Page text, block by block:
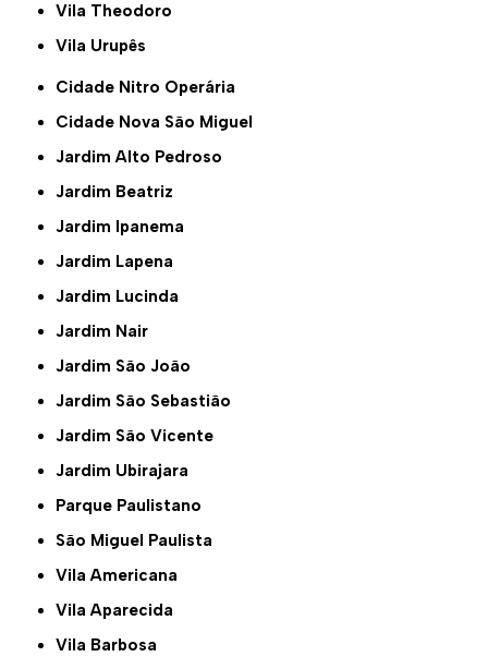
Vila Theodoro
Vila Urupês
Cidade Nitro Operária
Cidade Nova São Miguel
Jardim Alto Pedroso
Jardim Beatriz
Jardim Ipanema
Jardim Lapena
Jardim Lucinda
Jardim Nair
Jardim São João
Jardim São Sebastião
Jardim São Vicente
Jardim Ubirajara
Parque Paulistano
São Miguel Paulista
Vila Americana
Vila Aparecida
Vila Barbosa